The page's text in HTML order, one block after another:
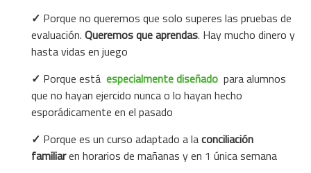
✓ Porque no queremos que solo superes las pruebas de
evaluación. Queremos que aprendas. Hay mucho dinero y
hasta vidas en juego
✓ Porque está especialmente diseñado para alumnos
que no hayan ejercido nunca o lo hayan hecho
esporádicamente en el pasado
✓ Porque es un curso adaptado a laconciliación
familiaren horarios de mañanas y en 1 única semana